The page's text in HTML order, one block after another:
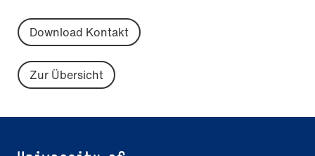
Download Kontakt
Zur Übersicht